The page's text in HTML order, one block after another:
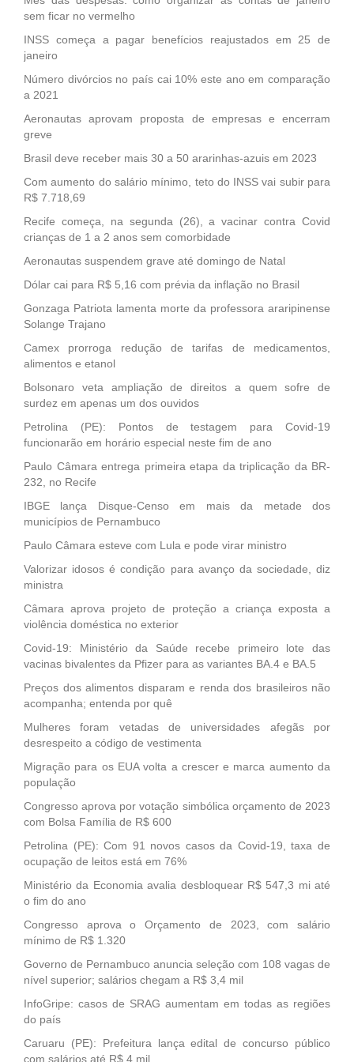
sem ficar no vermelho
INSS começa a pagar benefícios reajustados em 25 de
janeiro
Número divórcios no país cai 10% este ano em comparação
a 2021
Aeronautas aprovam proposta de empresas e encerram
greve
Brasil deve receber mais 30 a 50 ararinhas-azuis em 2023
Com aumento do salário mínimo, teto do INSS vai subir para
R$ 7.718,69
Recife começa, na segunda (26), a vacinar contra Covid
crianças de 1 a 2 anos sem comorbidade
Aeronautas suspendem grave até domingo de Natal
Dólar cai para R$ 5,16 com prévia da inflação no Brasil
Gonzaga Patriota lamenta morte da professora araripinense
Solange Trajano
Camex prorroga redução de tarifas de medicamentos,
alimentos e etanol
Bolsonaro veta ampliação de direitos a quem sofre de
surdez em apenas um dos ouvidos
Petrolina (PE): Pontos de testagem para Covid-19
funcionarão em horário especial neste fim de ano
Paulo Câmara entrega primeira etapa da triplicação da BR-
232, no Recife
IBGE lança Disque-Censo em mais da metade dos
municípios de Pernambuco
Paulo Câmara esteve com Lula e pode virar ministro
Valorizar idosos é condição para avanço da sociedade, diz
ministra
Câmara aprova projeto de proteção a criança exposta a
violência doméstica no exterior
Covid-19: Ministério da Saúde recebe primeiro lote das
vacinas bivalentes da Pfizer para as variantes BA.4 e BA.5
Preços dos alimentos disparam e renda dos brasileiros não
acompanha; entenda por quê
Mulheres foram vetadas de universidades afegãs por
desrespeito a código de vestimenta
Migração para os EUA volta a crescer e marca aumento da
população
Congresso aprova por votação simbólica orçamento de 2023
com Bolsa Família de R$ 600
Petrolina (PE): Com 91 novos casos da Covid-19, taxa de
ocupação de leitos está em 76%
Ministério da Economia avalia desbloquear R$ 547,3 mi até
o fim do ano
Congresso aprova o Orçamento de 2023, com salário
mínimo de R$ 1.320
Governo de Pernambuco anuncia seleção com 108 vagas de
nível superior; salários chegam a R$ 3,4 mil
InfoGripe: casos de SRAG aumentam em todas as regiões
do país
Caruaru (PE): Prefeitura lança edital de concurso público
com salários até R$ 4 mil